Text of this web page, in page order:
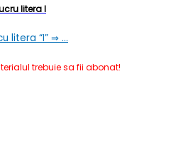
litera I
litera “I” ⇒ …
trebuie sa fii abonat!